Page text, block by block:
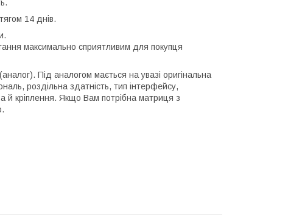
14 днів.
максимально сприятливим для покупця
Під аналогом мається на увазі оригінальна
роздільна здатність, тип інтерфейсу,
й кріплення. Якщо Вам потрібна матриця з